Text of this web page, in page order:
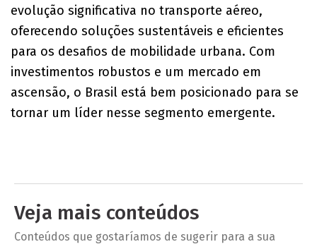
evolução significativa no transporte aéreo,
oferecendo soluções sustentáveis e eficientes
para os desafios de mobilidade urbana. Com
investimentos robustos e um mercado em
ascensão, o Brasil está bem posicionado para se
tornar um líder nesse segmento emergente.
Veja mais conteúdos
Conteúdos que gostaríamos de sugerir para a sua